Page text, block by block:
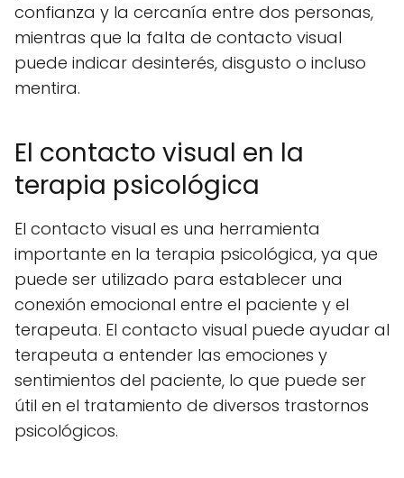
confianza y la cercanía entre dos personas,
mientras que la falta de contacto visual
puede indicar desinterés, disgusto o incluso
mentira.
El contacto visual en la
terapia psicológica
El contacto visual es una herramienta
importante en la terapia psicológica, ya que
puede ser utilizado para establecer una
conexión emocional entre el paciente y el
terapeuta. El contacto visual puede ayudar al
terapeuta a entender las emociones y
sentimientos del paciente, lo que puede ser
útil en el tratamiento de diversos trastornos
psicológicos.